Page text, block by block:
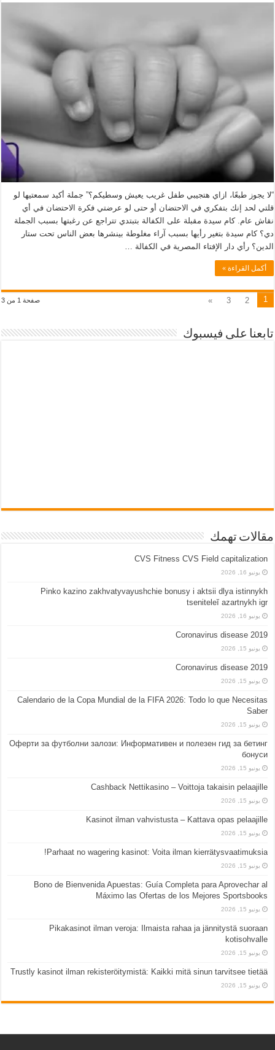
“لا يجوز طبعًا، ازاي هتجيبي طفل غريب يعيش وسطيكم؟” جملة أكيد سمعتيها لو
قلتي لحد إنك بتفكري في الاحتضان أو حتى لو عرضتي فكرة الاحتضان في أي
نقاش عام. كام سيدة مقبلة على الكفالة بتبتدي تتراجع عن رغبتها بسبب الجملة
دي؟ كام سيدة بتغير رأيها بسبب آراء مغلوطة بينشرها بعض الناس تحت ستار
الدين؟ رأي دار الإفتاء المصرية في الكفالة …
أكمل القراءة »
صفحة 1 من 3 1
2
3
»
تابعنا على فيسبوك
مقالات تهمك
CVS Fitness CVS Field capitalization
يونيو 16, 2026
Pinko kazino zakhvatyvayushchie bonusy i aktsii dlya istinnykh
tseniteleĭ azartnykh igr
يونيو 16, 2026
Coronavirus disease 2019
يونيو 15, 2026
Coronavirus disease 2019
يونيو 15, 2026
Calendario de la Copa Mundial de la FIFA 2026: Todo lo que Necesitas
Saber
يونيو 15, 2026
Оферти за футболни залози: Информативен и полезен гид за бетинг
бонуси
يونيو 15, 2026
Cashback Nettikasino – Voittoja takaisin pelaajille
يونيو 15, 2026
Kasinot ilman vahvistusta – Kattava opas pelaajille
يونيو 15, 2026
Parhaat no wagering kasinot: Voita ilman kierrätysvaatimuksia!
يونيو 15, 2026
Bono de Bienvenida Apuestas: Guía Completa para Aprovechar al
Máximo las Ofertas de los Mejores Sportsbooks
يونيو 15, 2026
Pikakasinot ilman veroja: Ilmaista rahaa ja jännitystä suoraan
kotisohvalle
يونيو 15, 2026
Trustly kasinot ilman rekisteröitymistä: Kaikki mitä sinun tarvitsee tietää
يونيو 15, 2026